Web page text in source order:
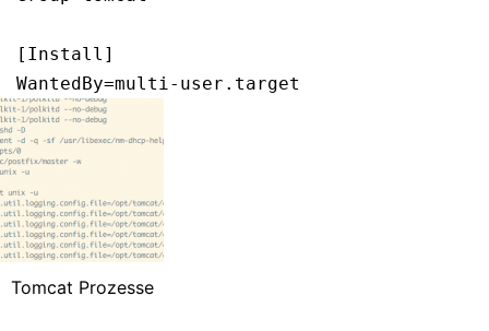
[Install]
WantedBy=multi-user.target
Tomcat Prozesse